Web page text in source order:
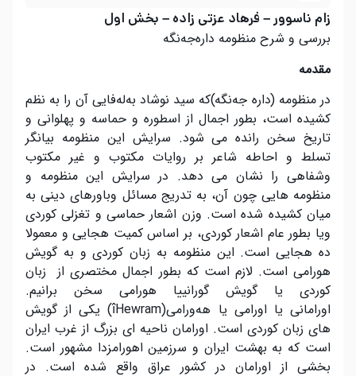
زام ناسوور – فرهاد عزتی زاده – بخش اول
بررسی و شرح منظومه دارەجەنگە
مقدمه
در منظومه (داره جەنگه)که سید نوشاد بەلەفایی آن را به نظم
کشیده است، بطور اجمال از اسطوره و حماسه و پهلوانی و
تاریخ سخن رانده می شود. سرایش این منظومه بیانگر
تسلط و احاطه شاعر بر روایات مکتوب و غیر مکتوب
وشفاهی را نشان می دهد. در سرایش این منظومه و
منظومه هایی چون آن، به تدریج مسائل وباورهای دینی به
میان کشیده شده است. وزن اشعار حماسی و تغزلی کوردی
ویا بطور عام اشعار کوردی، بر اساس کمیت هجایی و معمولا
ده هجایی است. این منظومه به زبان کوردی و به گویش
هورامی است. لازم است که بطور اجمال مختصری از زبان
کوردی یا گویش گورانییا هورامی سخن برانیم.
اورامانی یا اورامی یا هه‌ورامی(Hewram
î) یکی از گویش
های زبان‌ کوردی است. اورامان ناحیه ای بزرگ از غرب ایران
است که به بهشت ایران و سرزمین اهورامزدا مشهور است.
بخشی از اورامان در کشور عراق واقع شده است. در